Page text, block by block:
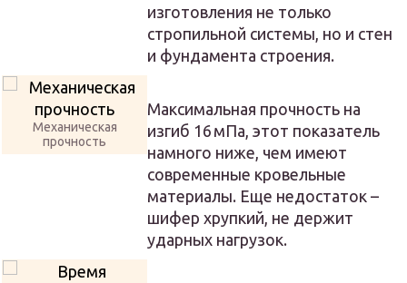
изготовления не только
стропильной системы, но и стен
и фундамента строения.
Механическая
прочность
Максимальная прочность на
изгиб 16 мПа, этот показатель
намного ниже, чем имеют
современные кровельные
материалы. Еще недостаток –
шифер хрупкий, не держит
ударных нагрузок.